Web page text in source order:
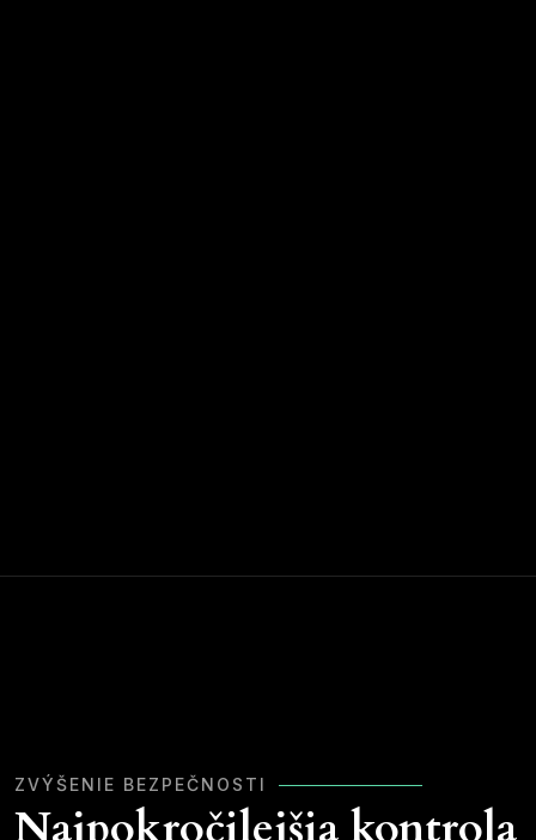
ZVÝŠENIE BEZPEČNOSTI